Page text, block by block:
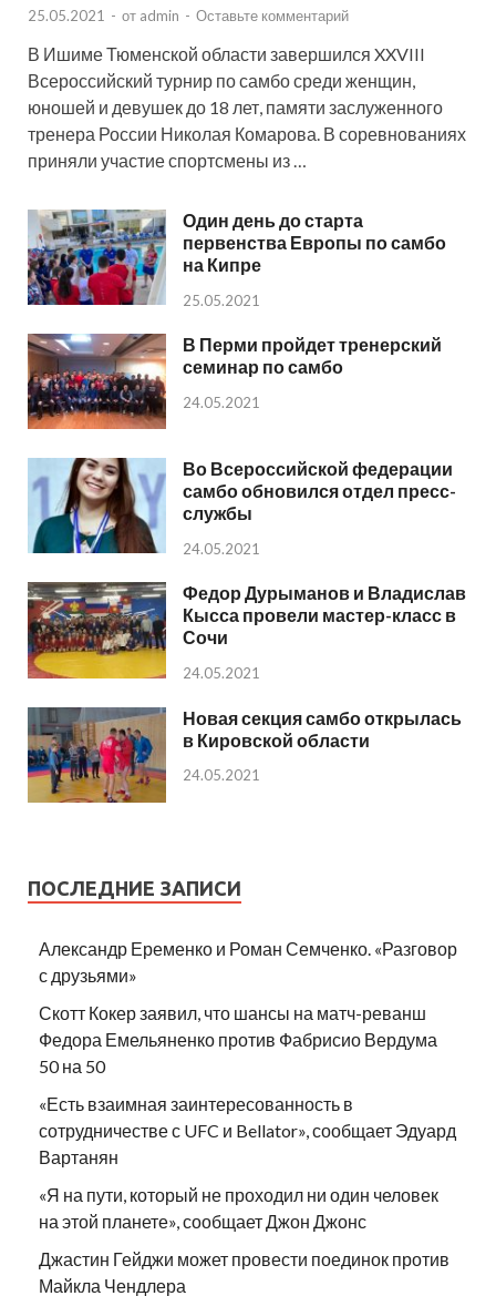
25.05.2021 - от admin - Оставьте комментарий
В Ишиме Тюменской области завершился XXVIII
Всероссийский турнир по самбо среди женщин,
юношей и девушек до 18 лет, памяти заслуженного
тренера России Николая Комарова. В соревнованиях
приняли участие спортсмены из …
Один день до старта
первенства Европы по самбо
на Кипре
25.05.2021
В Перми пройдет тренерский
семинар по самбо
24.05.2021
Во Всероссийской федерации
самбо обновился отдел пресс-
службы
24.05.2021
Федор Дурыманов и Владислав
Кысса провели мастер-класс в
Сочи
24.05.2021
Новая секция самбо открылась
в Кировской области
24.05.2021
ПОСЛЕДНИЕ ЗАПИСИ
Александр Еременко и Роман Семченко. «Разговор
с друзьями»
Скотт Кокер заявил, что шансы на матч-реванш
Федора Емельяненко против Фабрисио Вердума
50 на 50
«Есть взаимная заинтересованность в
сотрудничестве с UFC и Bellator», сообщает Эдуард
Вартанян
«Я на пути, который не проходил ни один человек
на этой планете», сообщает Джон Джонс
Джастин Гейджи может провести поединок против
Майкла Чендлера